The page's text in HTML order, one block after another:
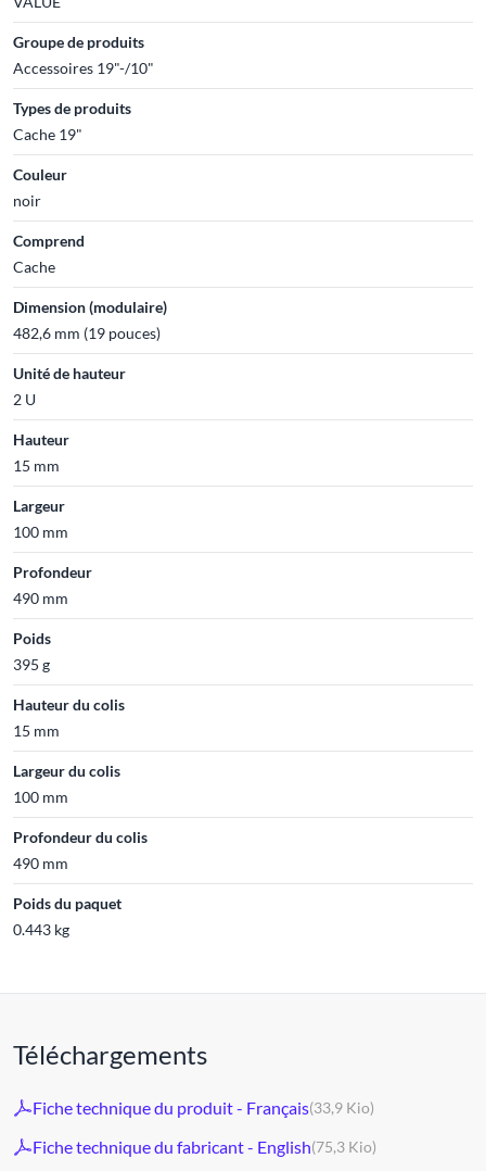
Groupe de produits
Accessoires 19"-/10"
Types de produits
Cache 19"
Couleur
noir
Comprend
Cache
Dimension (modulaire)
482,6 mm (19 pouces)
Unité de hauteur
2 U
Hauteur
15 mm
Largeur
100 mm
Profondeur
490 mm
Poids
395 g
Hauteur du colis
15 mm
Largeur du colis
100 mm
Profondeur du colis
490 mm
Poids du paquet
0.443 kg
Téléchargements
Fiche technique du produit - Français(33,9 Kio)
Fiche technique du fabricant - English(75,3 Kio)